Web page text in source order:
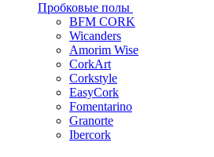
Пробковые полы
BFM CORK
Wicanders
Amorim Wise
CorkArt
Corkstyle
EasyCork
Fomentarino
Granorte
Ibercork